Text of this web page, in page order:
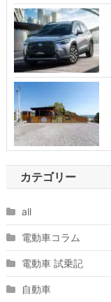
カテゴリー
all
電動車コラム
電動車 試乗記
自動車